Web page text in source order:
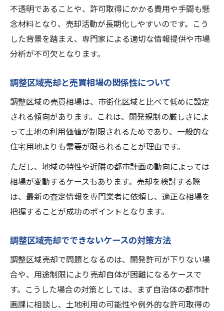
不透明であることや、許可取得にかかる費用や手間も懸
念材料となり、売却活動が長期化しやすいのです。こう
した背景を踏まえ、専門家による適切な情報提供や市場
分析が不可欠となります。
調整区域売却と売買相場の関係性について
調整区域の売買相場は、市街化区域と比べて低めに設定
される傾向があります。これは、開発規制の厳しさによ
って土地の利用価値が制限されるためであり、一般的な
住宅用地よりも需要が限られることが理由です。
ただし、地域の特性や近隣の都市計画の動向によっては
相場が変動するケースもあります。売却を検討する際
は、最新の査定情報を専門業者に依頼し、適正な相場を
把握することが成功のポイントとなります。
調整区域売却でできないケースの対策方法
調整区域売却で問題となるのは、開発許可が下りない場
合や、用途制限により売却自体が困難になるケースで
す。こうした場合の対策としては、まず自治体の都市計
画課に相談し、土地利用の可能性や例外的な許可取得の